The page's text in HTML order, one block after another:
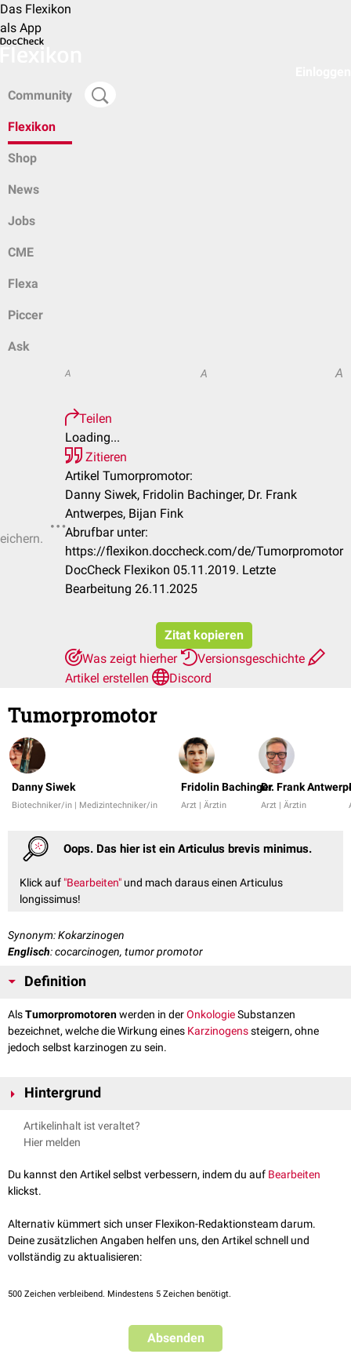
Das Flexikon
als App
Community
Flexikon
Shop
News
Jobs
CME
Flexa
Piccer
Ask
A A A
Teilen
Loading...
Zitieren
Artikel Tumorpromotor:
Danny Siwek, Fridolin Bachinger, Dr. Frank
Antwerpes, Bijan Fink
Abrufbar unter:
https://flexikon.doccheck.com/de/Tumorpromotor
DocCheck Flexikon 05.11.2019. Letzte
Bearbeitung 26.11.2025
Zitat kopieren
Was zeigt hierher
Versionsgeschichte
Artikel erstellen
Discord
Tumorpromotor
Danny Siwek
Biotechniker/in | Medizintechniker/in
Fridolin Bachinger
Arzt | Ärztin
Dr. Frank
Arzt | Ärztin
Oops. Das hier ist ein Articulus brevis minimus.
Klick auf "Bearbeiten" und mach daraus einen Articulus
longissimus!
Synonym: Kokarzinogen
Englisch: cocarcinogen, tumor promotor
Definition
AlsTumorpromotorenwerden in derOnkologieSubstanzen
bezeichnet, welche die Wirkung eines Karzinogenssteigern, ohne
jedoch selbst karzinogen zu sein.
Hintergrund
Crotonöl
, das u.a. den Phorbolester
Tetradecanoylphorbolacetat
enthält. Dieses
Zellwachstum
Weitere Beispiele für Tumorpromotoren sind:
Dioxin
DDT
synthetischeHormone(z.B. Ethinylestradiol)
Artikelinhalt ist veraltet?
Hier melden
Du kannst den Artikel selbst verbessern, indem du auf Bearbeiten
klickst.
Alternativ kümmert sich unser Flexikon-Redaktionsteam darum.
Deine zusätzlichen Angaben helfen uns, den Artikel schnell und
vollständig zu aktualisieren:
500 Zeichen verbleibend. Mindestens 5 Zeichen benötigt.
Absenden